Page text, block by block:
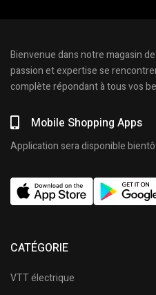
Bienvenue dans notre magasin
passion et expertise se
complète répondant à tous vos
Mobile Shopping Apps
Application sera disponible
CATÉGORIE
VTT électrique